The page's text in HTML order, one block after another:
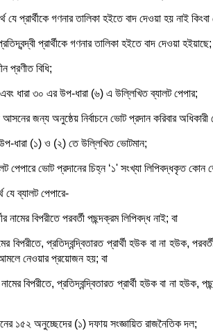
যে প্রার্থীকে গণনার তালিকা হইতে বাদ দেওয়া হয় নাই কিংবা
প্রার্থীকে গণনার তালিকা হইতে বাদ দেওয়া হইয়াছে;
প্রণীত বিধি;
এবং ধারা ৩০ এর উপ-ধারা (৬) এ উল্লিখিত ব্যালট পেপার;
আসনের জন্য অনুষ্ঠেয় নির্বাচনে ভোট প্রদান করিবার
ধারা (১) ও (২) তে উল্লিখিত ভোটমান;
পেপারে ভোট প্রদানের চিহ্ন ‘১' সংখ্যা লিপিবদ্ধকৃত কোন
যে ব্যালট পেপারে-
নামের বিপরীতে পরবর্তী পছন্দক্রম লিপিবদ্ধ নাই; বা
বিপরীতে, প্রতিদ্বন্দ্বিতারত প্রার্থী হউক বা না হউক,
নেওয়ার প্রয়োজন হয়; বা
নামের বিপরীতে, প্রতিদ্বন্দ্বিতারত প্রার্থী হউক বা না
১৫২ অনুচ্ছেদের (১) দফায় সংজ্ঞায়িত রাজনৈতিক দল;